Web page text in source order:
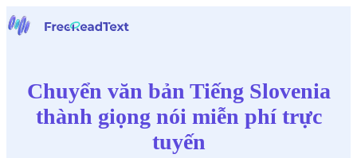
Công cụ
Tin tức
Bảng giá
Chuyển văn bản Tiếng Slovenia
thành giọng nói miễn phí trực
tuyến